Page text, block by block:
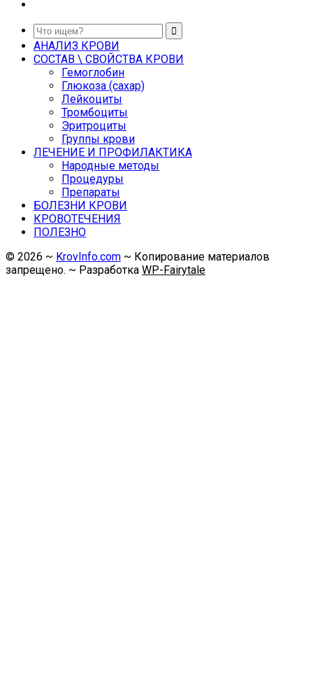
АНАЛИЗ КРОВИ
СОСТАВ \ СВОЙСТВА КРОВИ
Гемоглобин
Глюкоза (сахар)
Лейкоциты
Тромбоциты
Эритроциты
Группы крови
ЛЕЧЕНИЕ И ПРОФИЛАКТИКА
Народные методы
Процедуры
Препараты
БОЛЕЗНИ КРОВИ
КРОВОТЕЧЕНИЯ
ПОЛЕЗНО
© 2026 ~ KrovInfo.com ~ Копирование материалов
запрещено. ~ Разработка WP-Fairytale